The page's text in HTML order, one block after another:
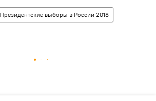
Президентские выборы в России 2018